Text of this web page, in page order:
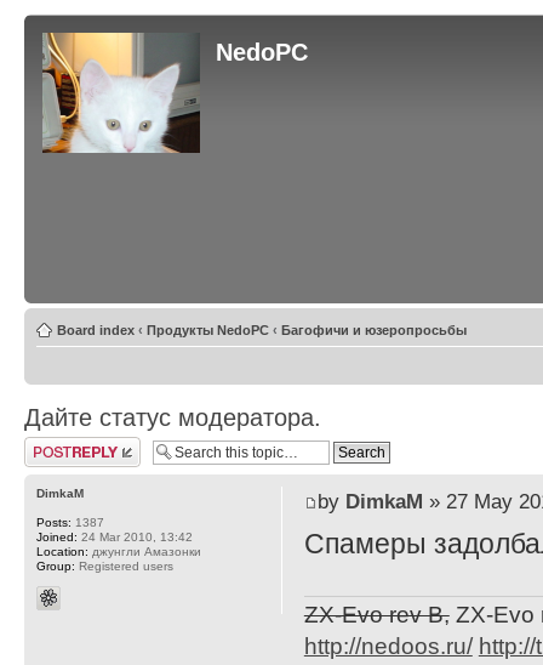
NedoPC
Board index ‹ Продукты NedoPC ‹ Багофичи и юзеропросьбы
Дайте статус модератора.
Post a reply
by DimkaM » 27 May
Спамеры
ZX-Evo rev B,ZX-Evo
http://nedoos.ru/ http://
DimkaM
Posts: 1387
Joined: 24 Mar 2010, 13:42
Location: джунгли Амазонки
Group: Registered users